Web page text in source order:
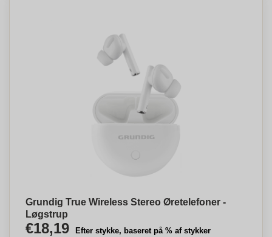
Grundig True Wireless Stereo Øretelefoner -
Løgstrup
€18,19 Efter stykke, baseret på % af stykker